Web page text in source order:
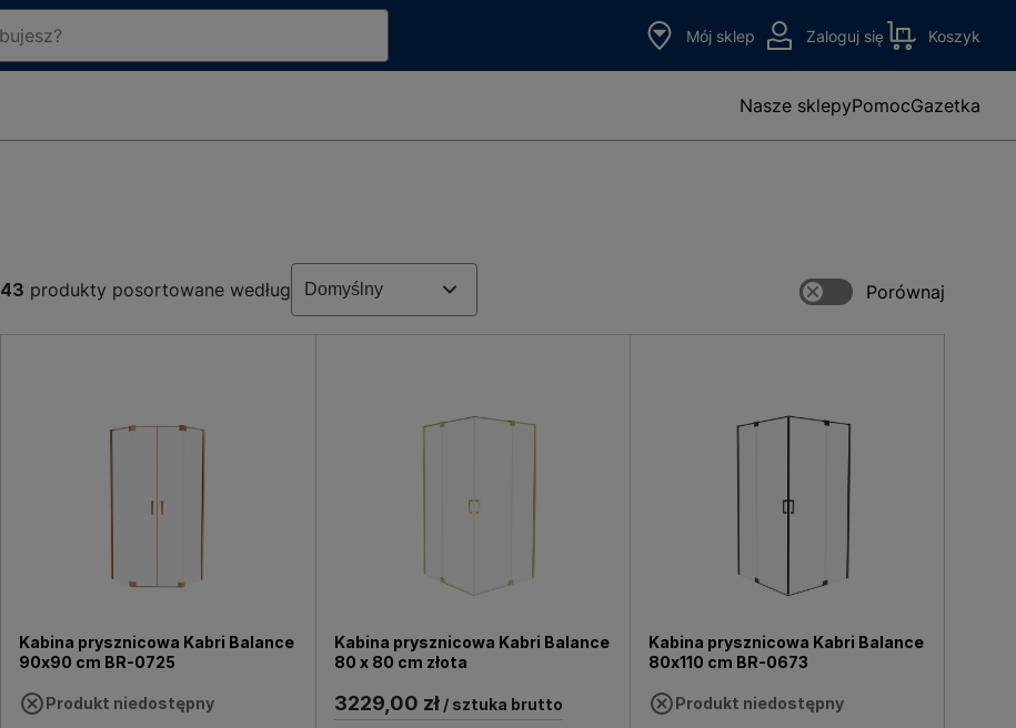
Mój sklep Zaloguj się Koszyk
Nasze sklepyPomocGazetka
43 produkty posortowane według
Kabina prysznicowa Kabri Balance
90x90 cm BR-0725
Produkt niedostępny
Kabina prysznicowa Kabri Balance
80 x 80 cm złota
3229,00 zł/ sztuka brutto
Kabina prysznicowa Kabri Balance
80x110 cm BR-0673
Produkt niedostępny